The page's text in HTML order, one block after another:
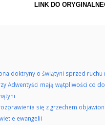
LINK DO
doktryny o świątyni sprzed ruchu
Adwentyści mają wątpliwości co
się z grzechem
ewangelii